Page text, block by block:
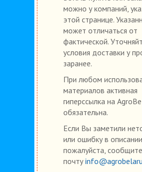
можно у компаний,
этой странице.
может отличаться от
фактической.
условия доставки у
заранее.
При любом
материалов активная
гиперссылка на
обязательна.
Если Вы заметили
или ошибку в
пожалуйста,
почту